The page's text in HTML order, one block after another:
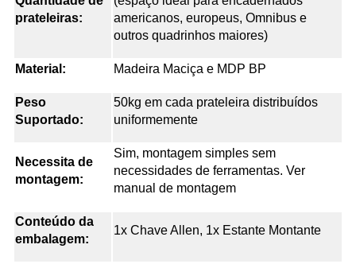
prateleiras:
americanos, europeus, Omnibus e
outros quadrinhos maiores)
Material: Madeira Maciça e MDP BP
Peso
Suportado:
50kg em cada prateleira distribuídos
uniformemente
Necessita de
montagem:
Sim, montagem simples sem
necessidades de ferramentas. Ver
manual de montagem
Conteúdo da
embalagem:
1x Chave Allen, 1x Estante Montante